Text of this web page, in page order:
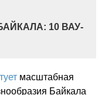
10 ВАУ-
масштабная
Байкала